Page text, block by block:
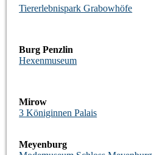
Tiererlebnispark Grabowhöfe
Burg Penzlin
Hexenmuseum
Mirow
3 Königinnen Palais
Meyenburg